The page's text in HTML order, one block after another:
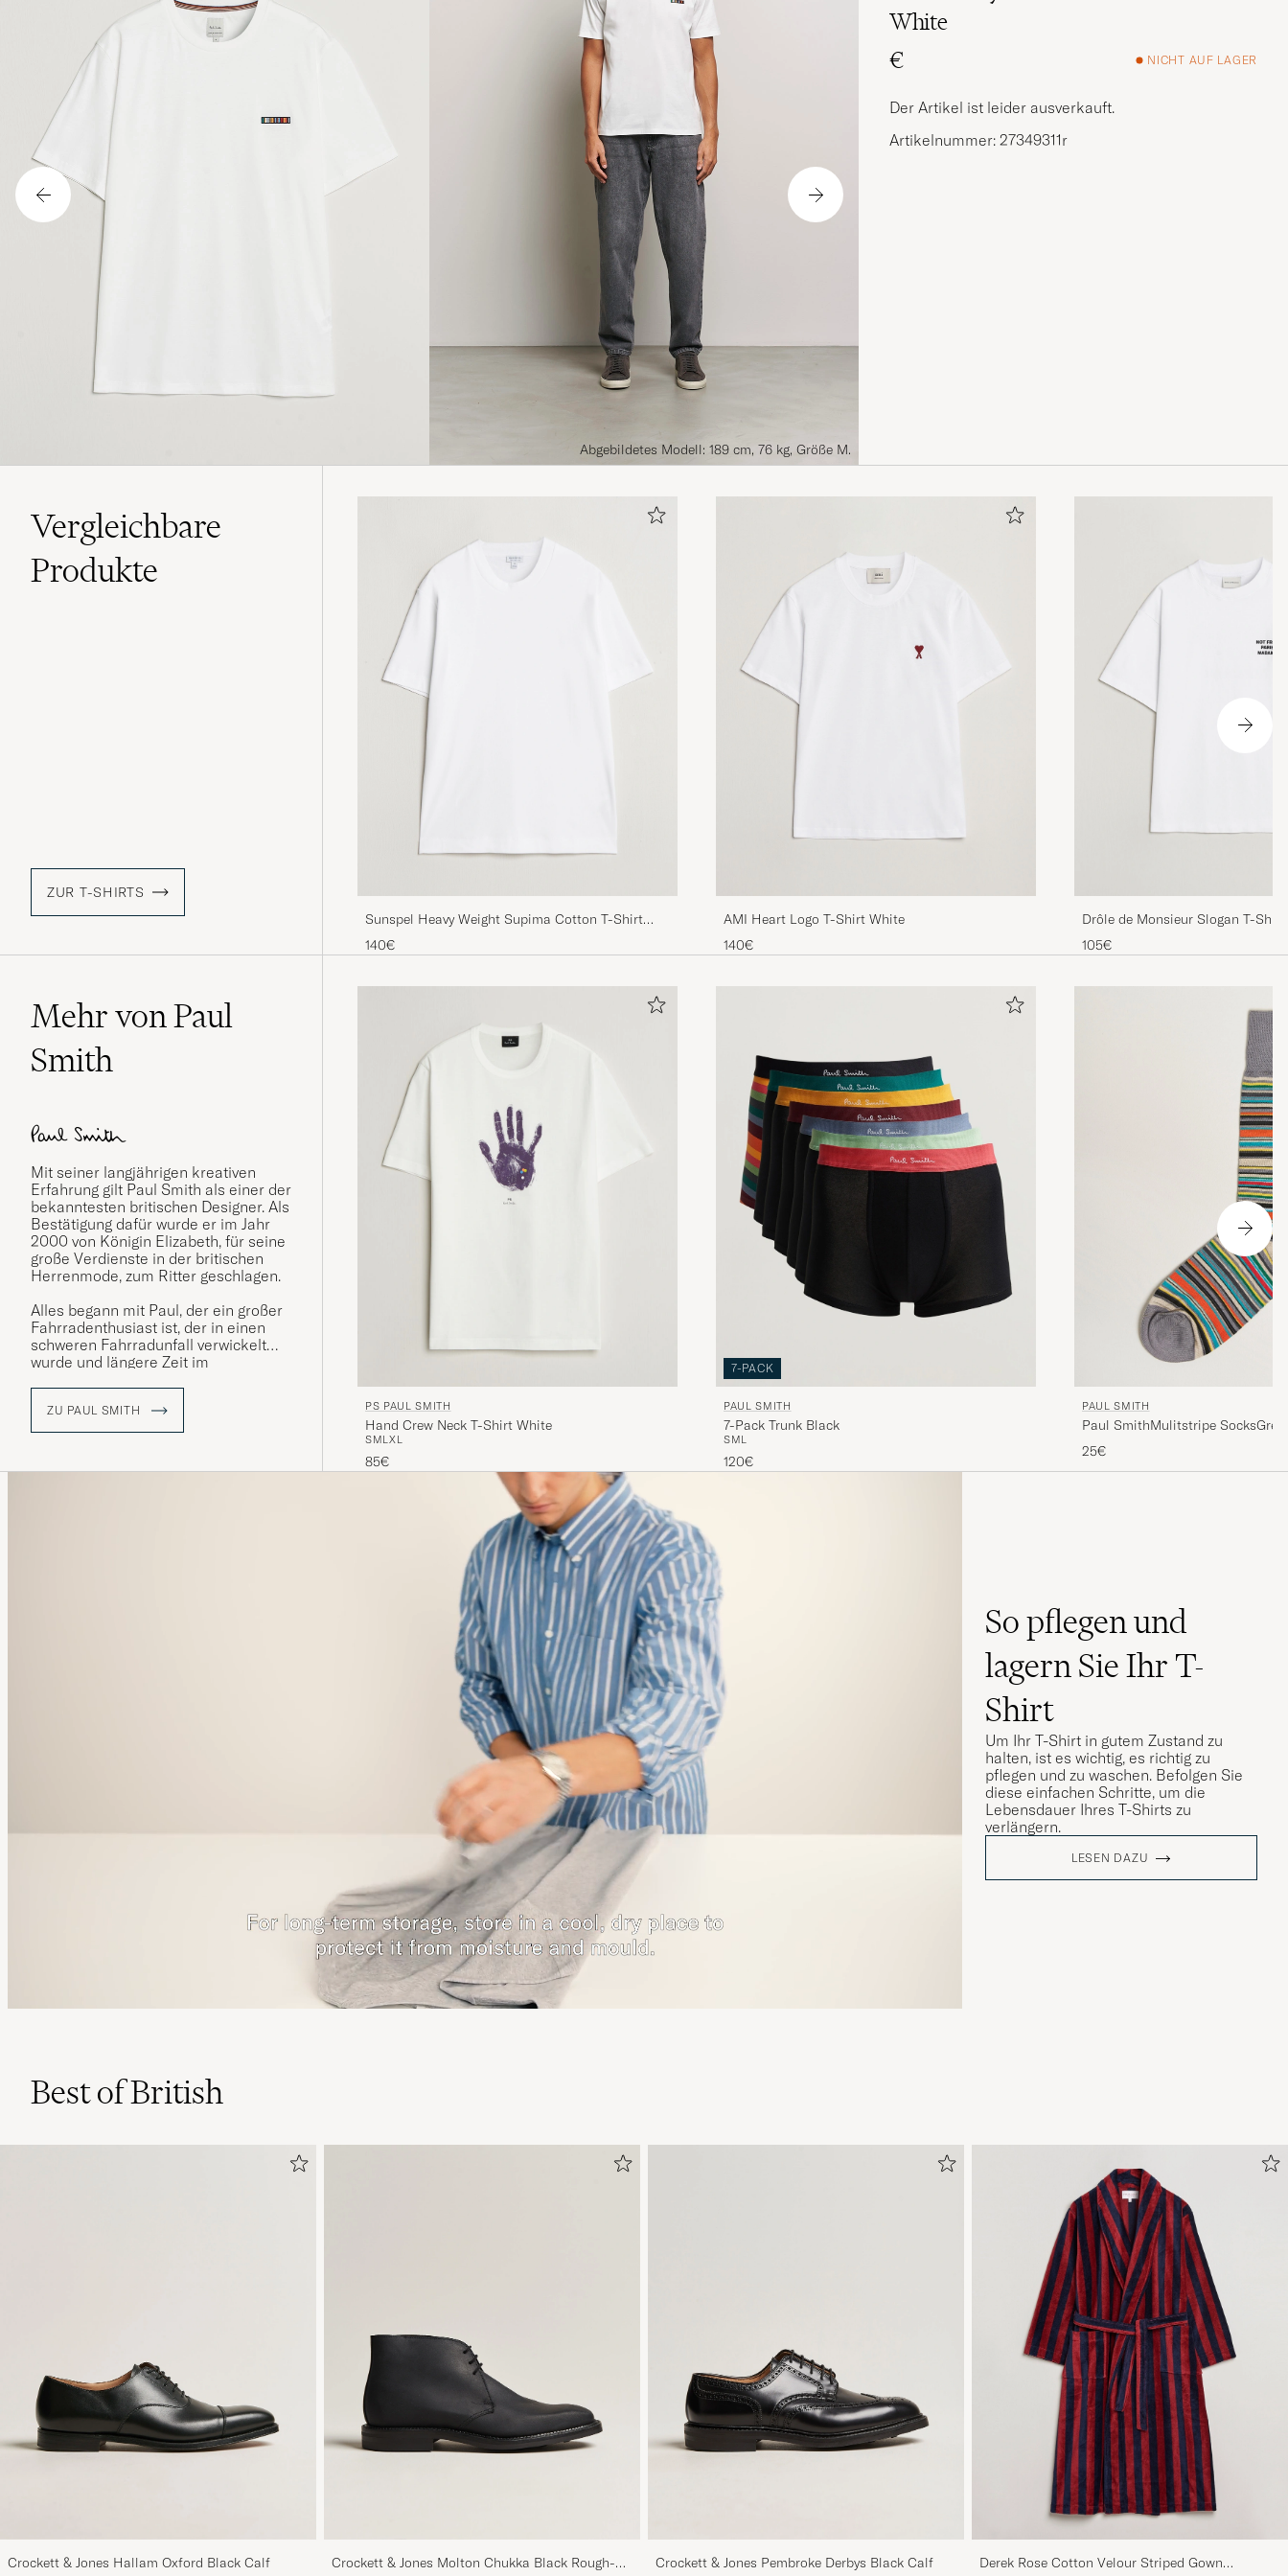
Abgebildetes Modell: 189 cm, 76 kg, Größe M.
White
€
NICHT AUF LAGER
Der Artikel ist leider ausverkauft.
Artikelnummer: 27349311r
Vergleichbare
Produkte
ZUR T-SHIRTS
Sunspel Heavy Weight Supima Cotton T-Shirt
White
140€
AMI Heart Logo T-Shirt White
140€
Drôle de Monsieur Slogan T-
105€
Mehr von Paul
Smith
Mit seiner langjährigen kreativen
Erfahrung gilt Paul Smith als einer der
bekanntesten britischen Designer. Als
Bestätigung dafür wurde er im Jahr
2000 von Königin Elizabeth, für seine
große Verdienste in der britischen
Herrenmode, zum Ritter geschlagen.
Alles begann mit Paul, der ein großer
Fahrradenthusiast ist, der in einen
schweren Fahrradunfall verwickelt
wurde und längere Zeit im
den Beginn seines kreativen
Schaffens markieren würden.
ZU PAUL SMITH PS PAUL SMITH
Hand Crew Neck T-Shirt White
SMLXL
85€
7-PACK
PAUL SMITH
7-Pack Trunk Black
SML
120€
PAUL SMITH
Paul SmithMulitstripe SocksGrey
25€
So pflegen und
lagern Sie Ihr T-
Shirt
Um Ihr T-Shirt in gutem Zustand zu
halten, ist es wichtig, es richtig zu
pflegen und zu waschen. Befolgen Sie
diese einfachen Schritte, um die
Lebensdauer Ihres T-Shirts zu
verlängern.
LESEN DAZU
Best of British
Crockett & Jones Hallam Oxford Black Calf
Crockett & Jones Molton Chukka Black Rough-
Crockett & Jones Pembroke Derbys Black Calf
Derek Rose Cotton Velour Striped Gown